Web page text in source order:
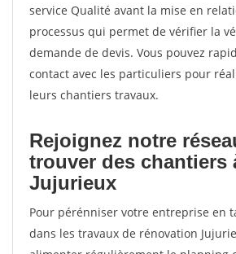
service Qualité avant la mise en
processus qui permet de vérifier la
demande de devis. Vous pouvez
contact avec les particuliers pour
leurs chantiers travaux.
Rejoignez notre
trouver des chantiers
Jujurieux
Pour pérénniser votre entreprise en
dans les travaux de rénovation